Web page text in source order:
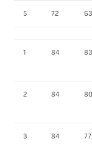
5 72
1 84
2 84
3 84